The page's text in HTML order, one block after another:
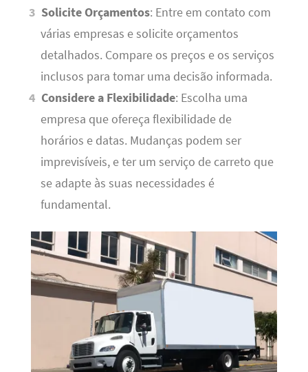
Solicite Orçamentos: Entre em contato com
várias empresas e solicite orçamentos
detalhados. Compare os preços e os serviços
inclusos para tomar uma decisão informada.
Considere a Flexibilidade: Escolha uma
empresa que ofereça flexibilidade de
horários e datas. Mudanças podem ser
imprevisíveis, e ter um serviço de carreto que
se adapte às suas necessidades é
fundamental.